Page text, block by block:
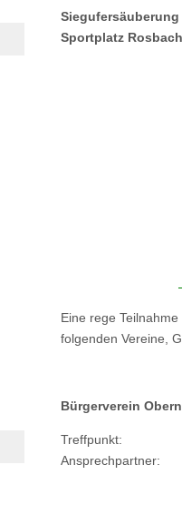
Siegufersäuberung
Sportplatz
Eine rege
folgenden Vereine,
Bürgerverein
Treffpunkt:
Ansprechpartner: